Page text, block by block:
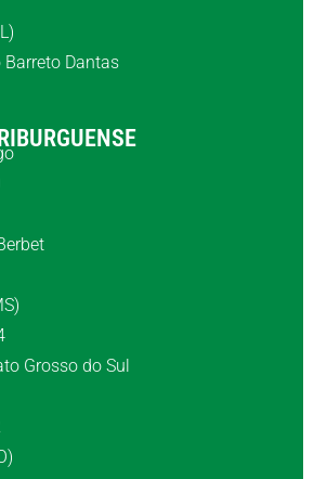
Barreto Dantas
Grosso do Sul